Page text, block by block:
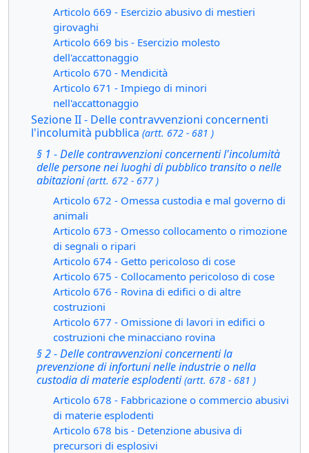
Articolo 669 - Esercizio abusivo di mestieri
girovaghi
Articolo 669 bis - Esercizio molesto
dell'accattonaggio
Articolo 670 - Mendicità
Articolo 671 - Impiego di minori
nell'accattonaggio
Sezione II - Delle contravvenzioni concernenti
l'incolumità pubblica (artt. 672 - 681 )
§ 1 - Delle contravvenzioni concernenti l'incolumità
delle persone nei luoghi di pubblico transito o nelle
abitazioni(artt. 672 - 677 )
Articolo 672 - Omessa custodia e mal governo di
animali
Articolo 673 - Omesso collocamento o rimozione
di segnali o ripari
Articolo 674 - Getto pericoloso di cose
Articolo 675 - Collocamento pericoloso di cose
Articolo 676 - Rovina di edifici o di altre
costruzioni
Articolo 677 - Omissione di lavori in edifici o
costruzioni che minacciano rovina
§ 2 - Delle contravvenzioni concernenti la
prevenzione di infortuni nelle industrie o nella
custodia di materie esplodenti(artt. 678 - 681 )
Articolo 678 - Fabbricazione o commercio abusivi
di materie esplodenti
Articolo 678 bis - Detenzione abusiva di
precursori di esplosivi